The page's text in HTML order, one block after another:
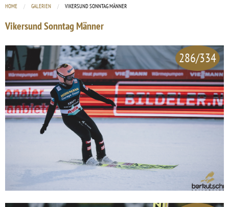
HOME GALERIEN CURRENT:
VIKERSUND SONNTAG MÄNNER
Vikersund Sonntag Männer
286/334